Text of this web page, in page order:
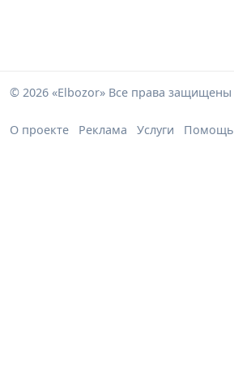
© 2026 «Elbozor» Все права защищены
О проекте Реклама Услуги Помощь